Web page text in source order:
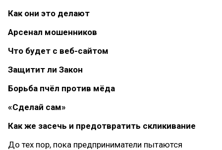
Как они это делают
Арсенал мошенников
Что будет с веб-сайтом
Защитит ли Закон
Борьба пчёл против мёда
«Сделай сам»
Как же засечь и предотвратить скликивание
До тех пор, пока предприниматели пытаются